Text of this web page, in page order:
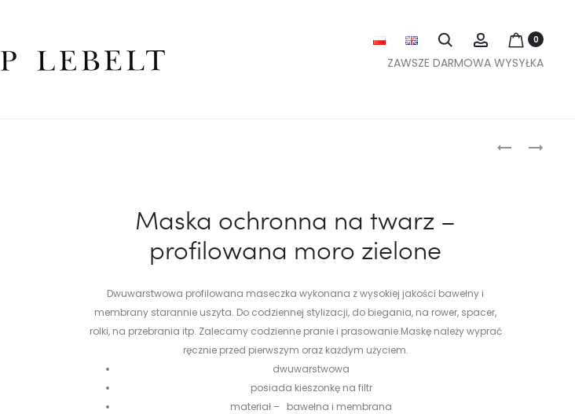
Szukaj Account0
ZAWSZE DARMOWA WYSYŁKA
MASKA
MASKA
Maska ochronna na twarz –
profilowana moro zielone
Dwuwarstwowa profilowana maseczka wykonana z wysokiej jakości bawełny i
membrany starannie uszyta. Do codziennej stylizacji, do biegania, na rower, spacer,
rolki, na przebrania itp. Zalecamy codzienne pranie i prasowanie.Maskę należy wyprać
ręcznie przed pierwszym oraz każdym użyciem.
dwuwarstwowa
posiada kieszonkę na filtr
materiał – bawełna i membrana